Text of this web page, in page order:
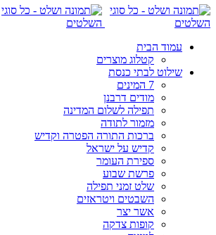
עמוד הבית
קטלוג מוצרים
שילוט לבתי כנסת
7 המינים
מודים דרבנן
תפילה לשלום המדינה
מזמור לתודה
ברכות התורה הפטרה וקדיש
קדיש על ישראל
ספירת העומר
פרשת שבוע
שלט זמני תפילה
השבטים ויטראזים
אשר יצר
קופות צדקה